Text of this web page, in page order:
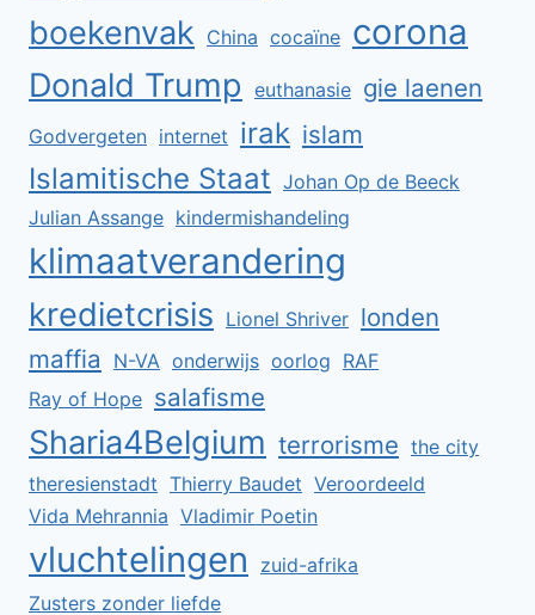
boekenvak China cocaïne corona
Donald Trump euthanasie gie laenen
Godvergeten internet irak islam
Islamitische Staat Johan Op de Beeck
Julian Assange kindermishandeling
klimaatverandering
kredietcrisis Lionel Shriver londen
maffia
N-VA onderwijs oorlog RAF
Ray of Hope salafisme
Sharia4Belgium terrorisme the city
theresienstadt Thierry Baudet Veroordeeld
Vida Mehrannia Vladimir Poetin
vluchtelingen
zuid-afrika
Zusters zonder liefde